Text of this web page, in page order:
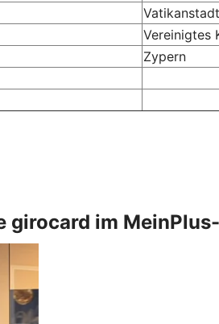
Vatikanstadt
Vereinigtes
Zypern
girocard im